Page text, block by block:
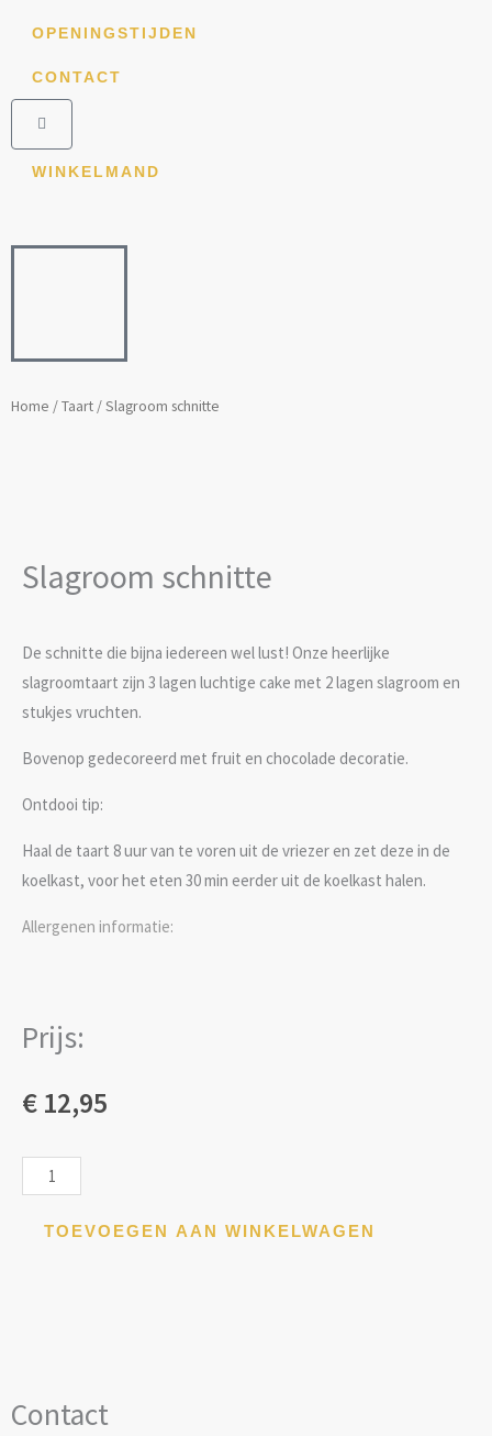
inhoud
OPENINGSTIJDEN
CONTACT
Winkelwagen
WINKELMAND
Home /Taart / Slagroom schnitte
Slagroom schnitte
De schnitte die bijna iedereen wel lust! Onze heerlijke
slagroomtaart zijn 3 lagen luchtige cake met 2 lagen slagroom en
stukjes vruchten.
Bovenop gedecoreerd met fruit en chocolade decoratie.
Ontdooi tip:
Haal de taart 8 uur van te voren uit de vriezer en zet deze in de
koelkast, voor het eten 30 min eerder uit de koelkast halen.
Allergenen informatie:
Prijs:
€ 12,95
Slagroom
schnitte
aantal
TOEVOEGEN AAN WINKELWAGEN
Contact